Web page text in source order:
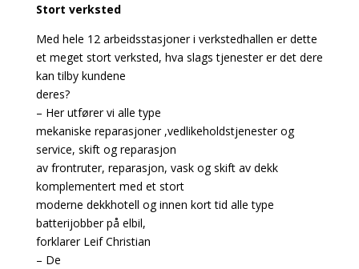
Stort verksted
Med hele 12 arbeidsstasjoner i verkstedhallen er dette
et meget stort verksted, hva slags tjenester er det dere
kan tilby kundene
deres?
– Her utfører vi alle type
mekaniske reparasjoner ,vedlikeholdstjenester og
service, skift og reparasjon
av frontruter, reparasjon, vask og skift av dekk
komplementert med et stort
moderne dekkhotell og innen kort tid alle type
batterijobber på elbil,
forklarer Leif Christian
– De